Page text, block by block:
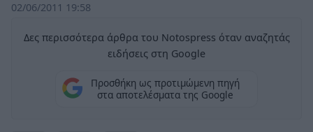
02/06/2011 19:58
Δες περισσότερα άρθρα του Notospress όταν αναζητάς
ειδήσεις στη Google
Προσθήκη ως προτιμώμενη πηγή
στα αποτελέσματα της Google